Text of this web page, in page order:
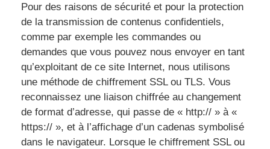
Pour des raisons de sécurité et pour la protection
de la transmission de contenus confidentiels,
comme par exemple les commandes ou
demandes que vous pouvez nous envoyer en tant
qu’exploitant de ce site Internet, nous utilisons
une méthode de chiffrement SSL ou TLS. Vous
reconnaissez une liaison chiffrée au changement
de format d’adresse, qui passe de « http:// » à «
https:// », et à l’affichage d’un cadenas symbolisé
dans le navigateur. Lorsque le chiffrement SSL ou